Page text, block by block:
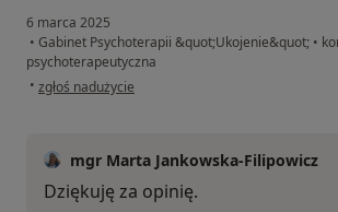
6 marca 2025
• Gabinet Psychoterapii &quot;Ukojenie&quot; •
psychoterapeutyczna
• w opinii użytkownika M.M
zgłoś nadużycie
mgr Marta Jankowska-Filipowicz
Dziękuję za opinię.